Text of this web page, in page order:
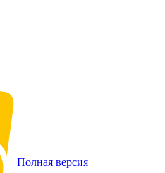
Полная версия